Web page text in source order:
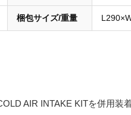
梱包サイズ/重量
AIR INTAKE KITを併用装